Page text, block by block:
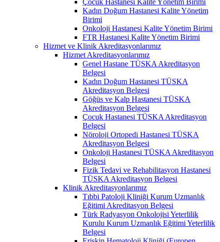
Kadın Doğum Hastanesi Kalite Yönetim
Birimi
Onkoloji Hastanesi Kalite Yönetim Birimi
FTR Hastanesi Kalite Yönetim Birimi
Hizmet ve Klinik Akreditasyonlarımız
Hizmet Akreditasyonlarımız
Genel Hastane TÜSKA Akreditasyon
Belgesi
Kadın Doğum Hastanesi TÜSKA
Akreditasyon Belgesi
Göğüs ve Kalp Hastanesi TÜSKA
Akreditasyon Belgesi
Çocuk Hastanesi TÜSKA Akreditasyon
Belgesi
Nöroloji Ortopedi Hastanesi TÜSKA
Akreditasyon Belgesi
Onkoloji Hastanesi TÜSKA Akreditasyon
Belgesi
Fizik Tedavi ve Rehabilitasyon Hastanesi
TÜSKA Akreditasyon Belgesi
Klinik Akreditasyonlarımız
Tıbbi Patoloji Kliniği Kurum Uzmanlık
Eğitimi Akreditasyon Belgesi
Türk Radyasyon Onkolojisi Yeterlilik
Kurulu Kurum Uzmanlık Eğitimi Yeterlilik
Belgesi